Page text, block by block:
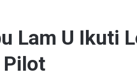
Lam U Ikuti
Pilot